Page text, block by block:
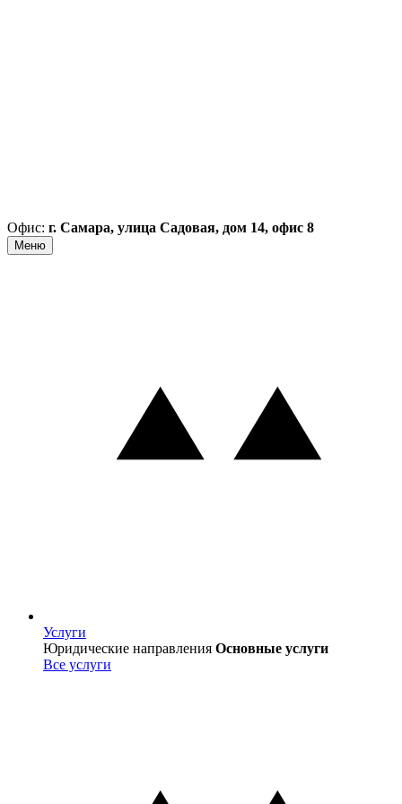
Офис: г. Самара, улица Садовая, дом 14, офис 8
Меню
Услуги
Услуги
Юридические направления Основные услуги
Все услуги